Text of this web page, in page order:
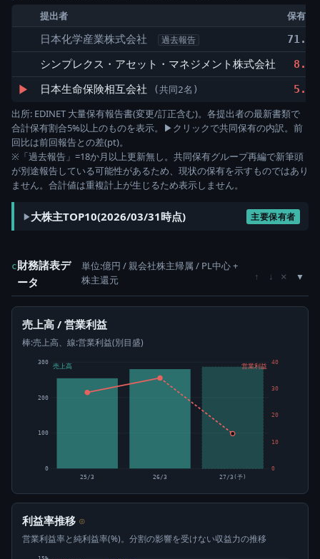
提出者
保有割
日本化学産業株式会社
過去報告
シンプレクス・アセット・マネジメント株式会社
▶ 日本生命保険相互会社 (共同2名)
出所: EDINET 大量保有報告書(変更/訂正含む)。各提出者の最新書類で
合計保有割合5%以上のものを表示。▶クリックで共同保有の内訳。前
回比は前回報告との差(pt)。
※「過去報告」=18か月以上更新無し。共同保有グループ再編で新筆頭
が別途報告している可能性があるため、現状の保有を示すものではあり
ません。合計値は重複計上が生じるため表示しません。
大株主TOP10(2026/03/31時点) 主要保有者
c財務諸表デ
ータ
単位:億円 / 親会社株主帰属 / PL中心 +
株主還元
↑ ↓ ×
売上高 / 営業利益
棒:売上高、線:営業利益(別目盛)
0
100
200
300
0
10
20
30
40
25/3 26/3 27/3(予)
売上高 営業利益
利益率推移 ⊙
営業利益率と純利益率(%)。分割の影響を受けない収益力の推移